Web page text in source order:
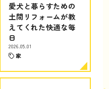
愛犬と暮らすための
土間リフォームが教
えてくれた快適な毎
日
2026.05.01
家